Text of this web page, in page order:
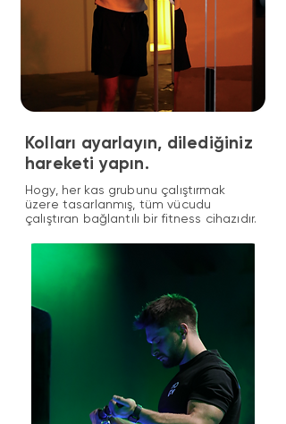
Kolları ayarlayın, dilediğiniz
hareketi yapın.
Hogy, her kas grubunu çalıştırmak
üzere tasarlanmış, tüm vücudu
çalıştıran bağlantılı bir fitness cihazıdır.